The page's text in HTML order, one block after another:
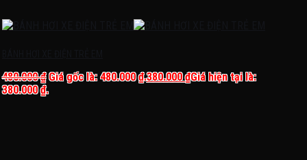
480.000₫ Giá gốc là: 480.000 ₫.380.000₫Giá hiện tại là:
380.000 ₫.